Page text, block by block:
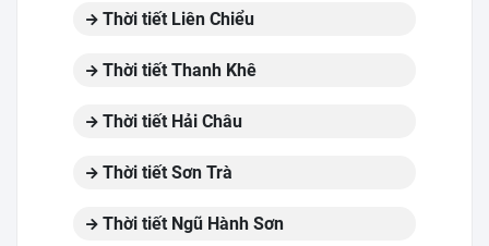
Thời tiết Liên Chiểu
Thời tiết Thanh Khê
Thời tiết Hải Châu
Thời tiết Sơn Trà
Thời tiết Ngũ Hành Sơn